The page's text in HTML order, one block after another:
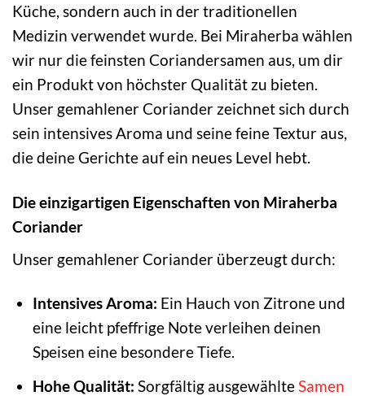
Küche, sondern auch in der traditionellen
Medizin verwendet wurde. Bei Miraherba wählen
wir nur die feinsten Coriandersamen aus, um dir
ein Produkt von höchster Qualität zu bieten.
Unser gemahlener Coriander zeichnet sich durch
sein intensives Aroma und seine feine Textur aus,
die deine Gerichte auf ein neues Level hebt.
Die einzigartigen Eigenschaften von Miraherba
Coriander
Unser gemahlener Coriander überzeugt durch:
Intensives Aroma: Ein Hauch von Zitrone und
eine leicht pfeffrige Note verleihen deinen
Speisen eine besondere Tiefe.
Hohe Qualität: Sorgfältig ausgewählteSamen